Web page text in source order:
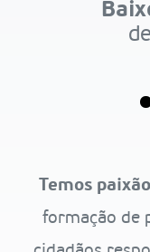
Temos
formação de